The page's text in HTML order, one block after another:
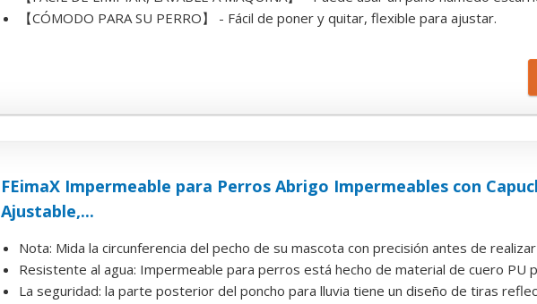
【CÓMODO PARA SU PERRO】 - Fácil de poner y quitar, flexible para ajustar.
FEimaX Impermeable para Perros Abrigo Impermeables con
Ajustable,...
Nota: Mida la circunferencia del pecho de su mascota con precisión antes de realizar
Resistente al agua: Impermeable para perros está hecho de material de cuero PU
La seguridad: la parte posterior del poncho para lluvia tiene un diseño de tiras